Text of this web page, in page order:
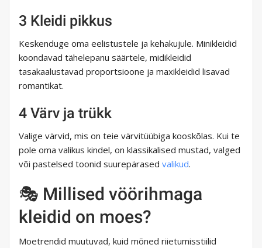
3 Kleidi pikkus
Keskenduge oma eelistustele ja kehakujule. Minikleidid
koondavad tähelepanu säärtele, midikleidid
tasakaalustavad proportsioone ja maxikleidid lisavad
romantikat.
4 Värv ja trükk
Valige värvid, mis on teie värvitüübiga kooskõlas. Kui te
pole oma valikus kindel, on klassikalised mustad, valged
või pastelsed toonid suurepärased valikud.
🎭 Millised vöörihmaga
kleidid on moes?
Moetrendid muutuvad, kuid mõned riietumisstiilid